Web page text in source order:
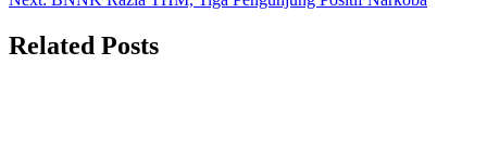
Related Posts